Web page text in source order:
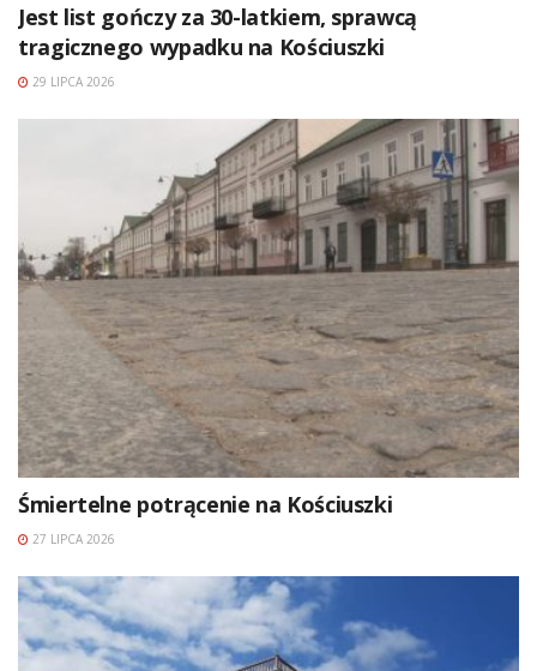
Jest list gończy za 30-latkiem, sprawcą
tragicznego wypadku na Kościuszki
29 LIPCA 2026
Śmiertelne potrącenie na Kościuszki
27 LIPCA 2026